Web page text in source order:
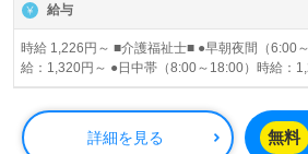
給与
時給 1,226円～ ■介護福祉士■ ●早朝夜間（6:00
給：1,320円～ ●日中帯（8:00～18:00）時給：
朝夜間（6:00～8:00／18:00～22:00）時給：
詳細を見る 無料